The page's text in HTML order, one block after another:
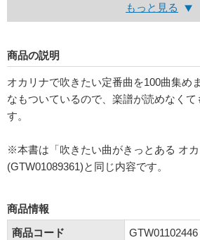
もっと見る
商品の説明
オカリナで吹きたい定番曲を100曲集め
なもついているので、楽譜が読めなくて
す。
※本書は「吹きたい曲がきっとある オカ
(GTW01089361)と同じ内容です。
商品情報
商品コード
GTW01102446